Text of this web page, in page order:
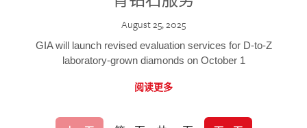
August 25, 2025
GIA will launch revised evaluation services for D-to-Z
laboratory-grown diamonds on October 1
阅读更多